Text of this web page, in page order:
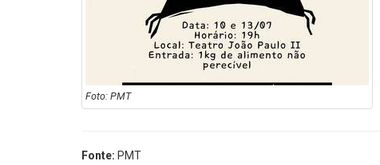
Foto: PMT
Fonte: PMT